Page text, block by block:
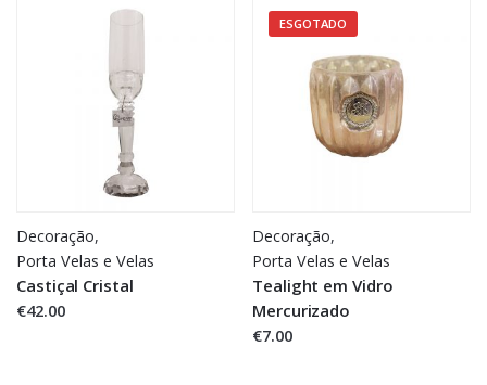
Decoração,
Porta Velas e Velas
Castiçal Cristal
€42.00
ESGOTADO
Decoração,
Porta Velas e Velas
Tealight em Vidro
Mercurizado
€7.00